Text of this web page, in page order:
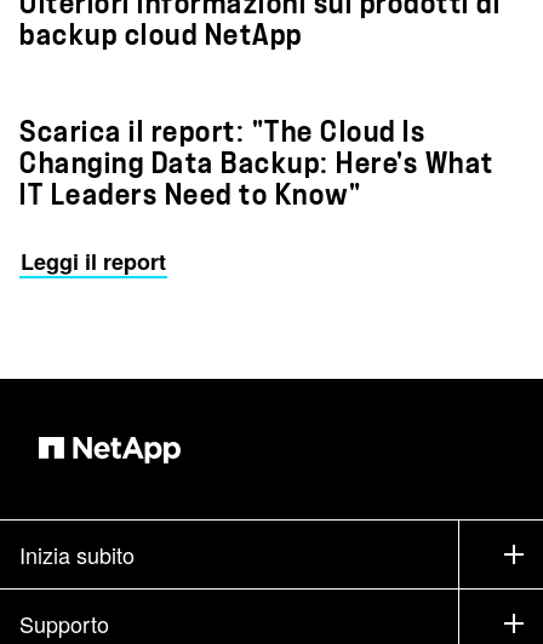
backup cloud NetApp
Scarica il report: "The Cloud Is
Changing Data Backup: Here's What
IT Leaders Need to Know"
Leggi il report
Inizia subito
Come acquistare
Supporto